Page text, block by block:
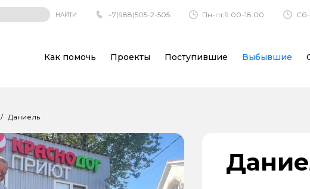
НАЙТИ +7(988)505-2-505 Пн-пт:9.00-18.00 Сб-
Как помочь Проекты Поступившие Выбывшие
Даниель